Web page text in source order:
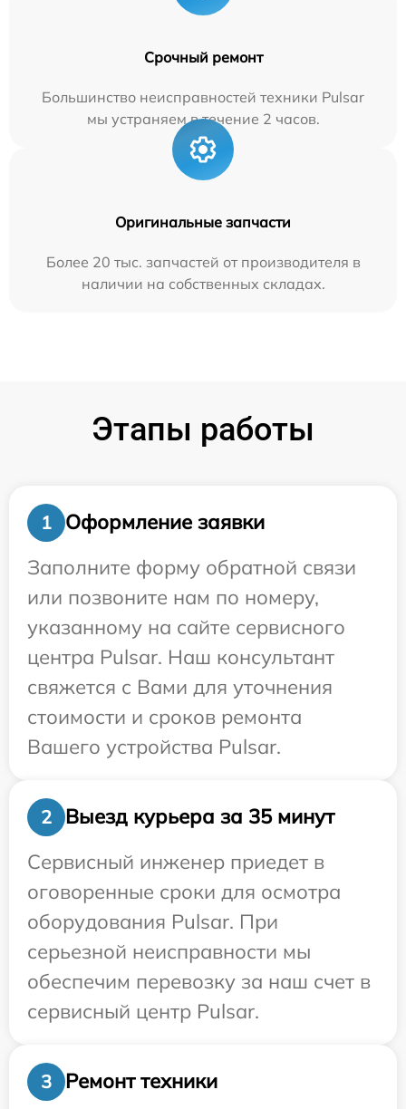
Срочный ремонт
Большинство неисправностей техники Pulsar
мы устраняем в течение 2 часов.
Оригинальные запчасти
Более 20 тыс. запчастей от производителя в
наличии на собственных складах.
Этапы работы
1
Оформление заявки
Заполните форму обратной связи
или позвоните нам по номеру,
указанному на сайте сервисного
центра Pulsar. Наш консультант
свяжется с Вами для уточнения
стоимости и сроков ремонта
Вашего устройства Pulsar.
2
Выезд курьера за 35 минут
Сервисный инженер приедет в
оговоренные сроки для осмотра
оборудования Pulsar. При
серьезной неисправности мы
обеспечим перевозку за наш счет в
сервисный центр Pulsar.
3
Ремонт техники